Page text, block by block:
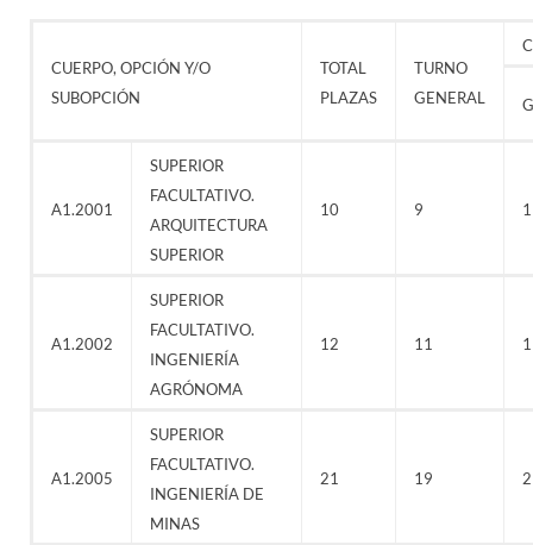
CUERPO, OPCIÓN Y/O
SUBOPCIÓN
TOTAL
PLAZAS
TURNO
GENERAL
A1.2001
SUPERIOR
FACULTATIVO.
ARQUITECTURA
SUPERIOR
10 9 1
A1.2002
SUPERIOR
FACULTATIVO.
INGENIERÍA
AGRÓNOMA
12 11 1
A1.2005
SUPERIOR
FACULTATIVO.
INGENIERÍA DE
MINAS
21 19 2